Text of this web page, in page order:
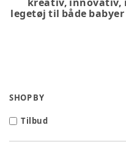
legetøj til både
SHOP BY
Tilbud